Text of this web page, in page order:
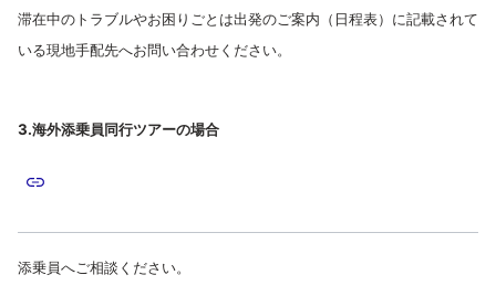
滞在中のトラブルやお困りごとは出発のご案内（日程表）に記載されて
いる現地手配先へお問い合わせください。
3.海外添乗員同行ツアーの場合
添乗員へご相談ください。